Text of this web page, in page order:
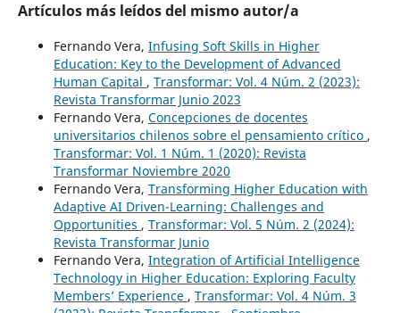
Artículos más leídos del mismo autor/a
Fernando Vera, Infusing Soft Skills in Higher
Education: Key to the Development of Advanced
Human Capital , Transformar: Vol. 4 Núm. 2 (2023):
Revista Transformar Junio 2023
Fernando Vera, Concepciones de docentes
universitarios chilenos sobre el pensamiento crítico ,
Transformar: Vol. 1 Núm. 1 (2020): Revista
Transformar Noviembre 2020
Fernando Vera, Transforming Higher Education with
Adaptive AI Driven-Learning: Challenges and
Opportunities , Transformar: Vol. 5 Núm. 2 (2024):
Revista Transformar Junio
Fernando Vera, Integration of Artificial Intelligence
Technology in Higher Education: Exploring Faculty
Members’ Experience , Transformar: Vol. 4 Núm. 3